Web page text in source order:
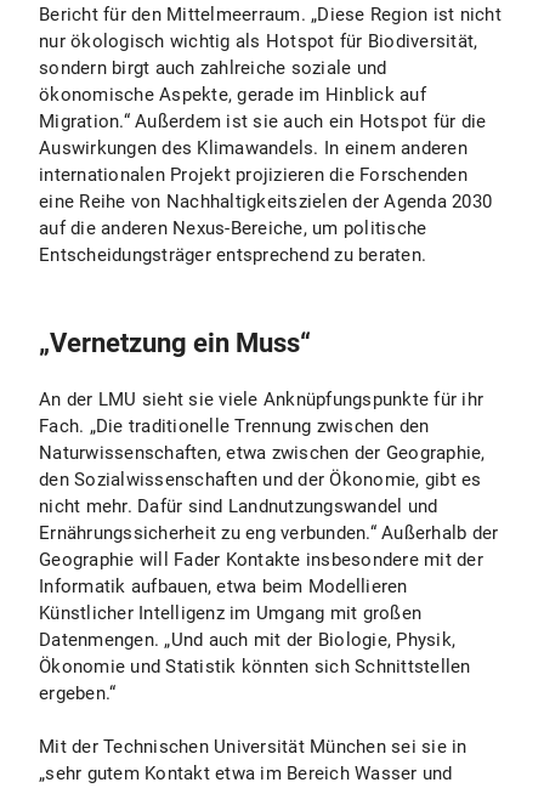
Bericht für den Mittelmeerraum. „Diese Region ist nicht
nur ökologisch wichtig als Hotspot für Biodiversität,
sondern birgt auch zahlreiche soziale und
ökonomische Aspekte, gerade im Hinblick auf
Migration.“ Außerdem ist sie auch ein Hotspot für die
Auswirkungen des Klimawandels. In einem anderen
internationalen Projekt projizieren die Forschenden
eine Reihe von Nachhaltigkeitszielen der Agenda 2030
auf die anderen Nexus-Bereiche, um politische
Entscheidungsträger entsprechend zu beraten.
„Vernetzung ein Muss“
An der LMU sieht sie viele Anknüpfungspunkte für ihr
Fach. „Die traditionelle Trennung zwischen den
Naturwissenschaften, etwa zwischen der Geographie,
den Sozialwissenschaften und der Ökonomie, gibt es
nicht mehr. Dafür sind Landnutzungswandel und
Ernährungssicherheit zu eng verbunden.“ Außerhalb der
Geographie will Fader Kontakte insbesondere mit der
Informatik aufbauen, etwa beim Modellieren
Künstlicher Intelligenz im Umgang mit großen
Datenmengen. „Und auch mit der Biologie, Physik,
Ökonomie und Statistik könnten sich Schnittstellen
ergeben.“
Mit der Technischen Universität München sei sie in
„sehr gutem Kontakt etwa im Bereich Wasser und